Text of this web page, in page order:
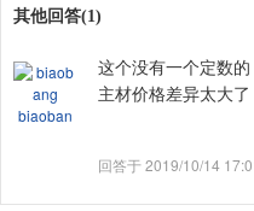
其他回答(1)
biaoban
这个没有一个定数的
主材价格差异太大了
回答于 2019/10/14